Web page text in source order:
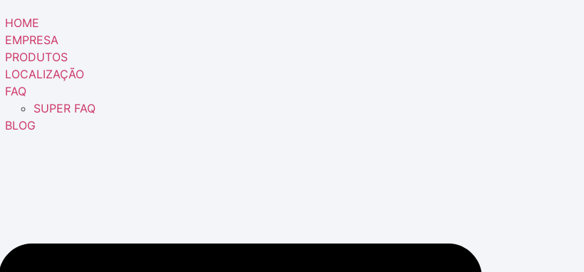
HOME
EMPRESA
PRODUTOS
LOCALIZAÇÃO
FAQ
SUPER FAQ
BLOG